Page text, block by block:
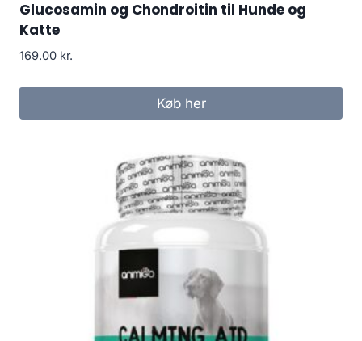
Glucosamin og Chondroitin til Hunde og
Katte
169.00 kr.
Køb her